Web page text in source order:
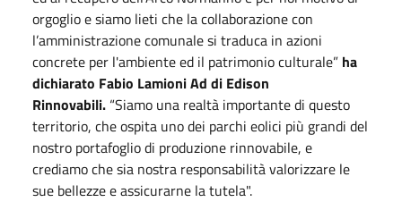
orgoglio e siamo lieti che la collaborazione con
l’amministrazione comunale si traduca in azioni
concrete per l'ambiente ed il patrimonio culturale” ha
dichiarato Fabio Lamioni Ad di Edison
Rinnovabili. “Siamo una realtà importante di questo
territorio, che ospita uno dei parchi eolici più grandi del
nostro portafoglio di produzione rinnovabile, e
crediamo che sia nostra responsabilità valorizzare le
sue bellezze e assicurarne la tutela".